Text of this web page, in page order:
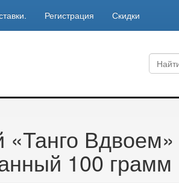
Регистрация Скидки
«Танго
100 грамм